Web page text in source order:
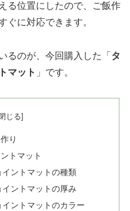
る位置にしたので、ご飯作
ぐに対応できます。
るのが、今回購入した「 タ
マット 」です。
り
トマット
ントマットの種類
ントマットの厚み
ントマットのカラー